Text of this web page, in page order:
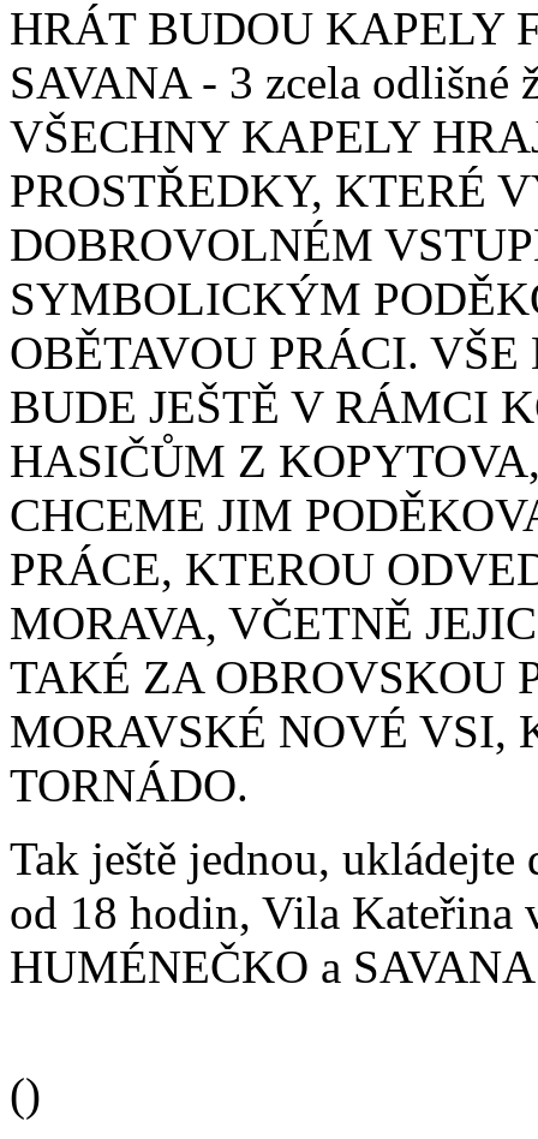
HRÁT BUDOU KAPELY
SAVANA - 3 zcela odlišné
VŠECHNY KAPELY
PROSTŘEDKY, KTERÉ
DOBROVOLNÉM
SYMBOLICKÝM
OBĚTAVOU PRÁCI.
BUDE JEŠTĚ V RÁMCI
HASIČŮM Z
CHCEME JIM
PRÁCE, KTEROU
MORAVA, VČETNĚ
TAKÉ ZA OBROVSKOU
MORAVSKÉ NOVÉ VSI,
TORNÁDO.
Tak ještě jednou,
od 18 hodin, Vila Kateřina
HUMÉNEČKO a
()